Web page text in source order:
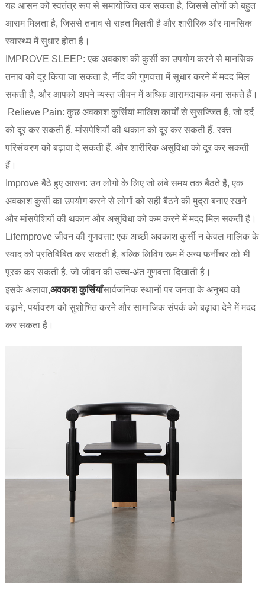
यह आसन को स्वतंत्र रूप से समायोजित कर सकता है, जिससे लोगों को बहुत
आराम मिलता है, जिससे तनाव से राहत मिलती है और शारीरिक और मानसिक
स्वास्थ्य में सुधार होता है।
‌IMPROVE SLEEP‌: एक अवकाश की कुर्सी का उपयोग करने से मानसिक
तनाव को दूर किया जा सकता है, नींद की गुणवत्ता में सुधार करने में मदद मिल
सकती है, और आपको अपने व्यस्त जीवन में अधिक आरामदायक बना सकते हैं।
‌ Relieve Pain‌: कुछ अवकाश कुर्सियां मालिश कार्यों से सुसज्जित हैं, जो दर्द
को दूर कर सकती हैं, मांसपेशियों की थकान को दूर कर सकती हैं, रक्त
परिसंचरण को बढ़ावा दे सकती हैं, और शारीरिक असुविधा को दूर कर सकती
हैं।
‌Improve बैठे हुए आसन: उन लोगों के लिए जो लंबे समय तक बैठते हैं, एक
अवकाश कुर्सी का उपयोग करने से लोगों को सही बैठने की मुद्रा बनाए रखने
और मांसपेशियों की थकान और असुविधा को कम करने में मदद मिल सकती है।
Lifemprove जीवन की गुणवत्ता: एक अच्छी अवकाश कुर्सी न केवल मालिक के
स्वाद को प्रतिबिंबित कर सकती है, बल्कि लिविंग रूम में अन्य फर्नीचर को भी
पूरक कर सकती है, जो जीवन की उच्च-अंत गुणवत्ता दिखाती है।
इसके अलावा,अवकाश कुर्सियाँसार्वजनिक स्थानों पर जनता के अनुभव को
बढ़ाने, पर्यावरण को सुशोभित करने और सामाजिक संपर्क को बढ़ावा देने में मदद
कर सकता है।